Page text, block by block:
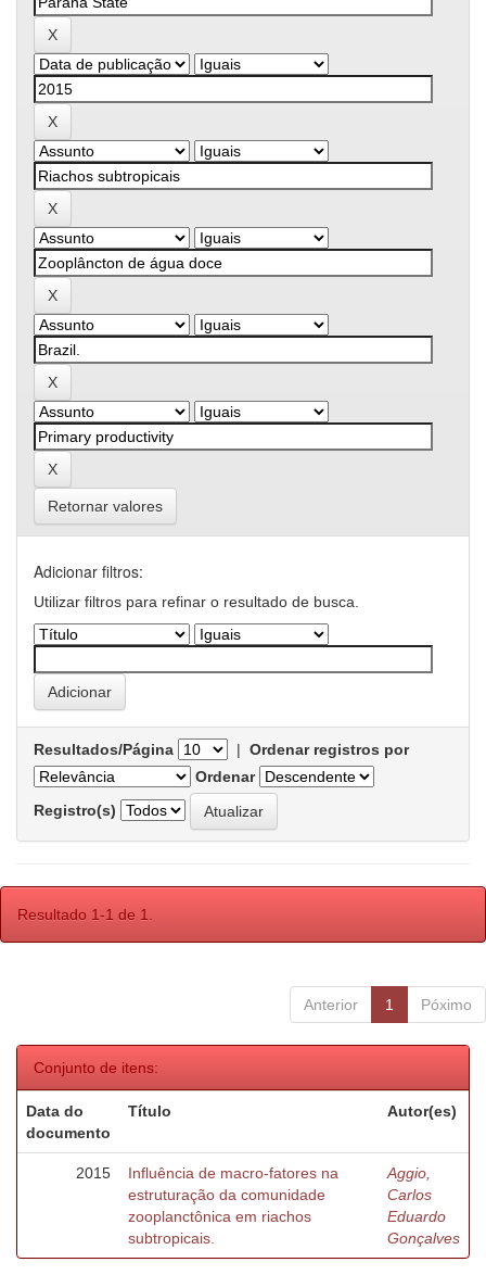
Retornar valores
Adicionar filtros:
Utilizar filtros para refinar o resultado de busca.
Resultados/Página | Ordenar registros por
Ordenar
Registro(s)
Resultado 1-1 de 1.
Anterior 1 Póximo
Conjunto de itens:
Data do
documento
Título Autor(es)
2015
Influência de macro-fatores na
estruturação da comunidade
zooplanctônica em riachos
subtropicais.
Aggio,
Carlos
Eduardo
Gonçalves